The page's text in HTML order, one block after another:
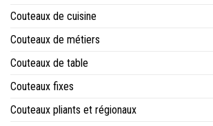
Couteaux de cuisine
Couteaux de métiers
Couteaux de table
Couteaux fixes
Couteaux pliants et régionaux